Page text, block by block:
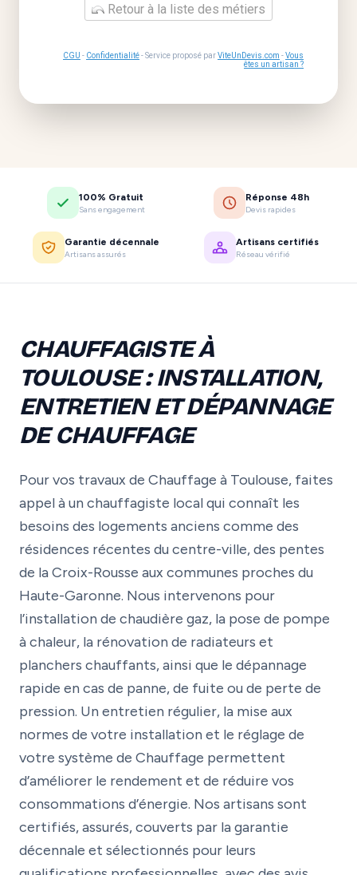
Retour à la liste des métiers
CGU - Confidentialité- Service proposé parViteUnDevis.com -Vous
êtes un artisan ?
100% Gratuit
Sans engagement
Réponse 48h
Devis rapides
Garantie décennale
Artisans assurés
Artisans certifiés
Réseau vérifié
CHAUFFAGISTE À
TOULOUSE : INSTALLATION,
ENTRETIEN ET DÉPANNAGE
DE CHAUFFAGE
Pour vos travaux de Chauffage à Toulouse, faites
appel à un chauffagiste local qui connaît les
besoins des logements anciens comme des
résidences récentes du centre-ville, des pentes
de la Croix-Rousse aux communes proches du
Haute-Garonne. Nous intervenons pour
l’installation de chaudière gaz, la pose de pompe
à chaleur, la rénovation de radiateurs et
planchers chauffants, ainsi que le dépannage
rapide en cas de panne, de fuite ou de perte de
pression. Un entretien régulier, la mise aux
normes de votre installation et le réglage de
votre système de Chauffage permettent
d’améliorer le rendement et de réduire vos
consommations d’énergie. Nos artisans sont
certifiés, assurés, couverts par la garantie
décennale et sélectionnés pour leurs